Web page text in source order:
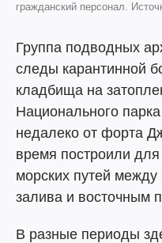
гражданский персонал.
Группа подводных
следы карантинной
кладбища на
Национального
недалеко от форта
время построили
морских путей между
залива и восточным
В разные периоды